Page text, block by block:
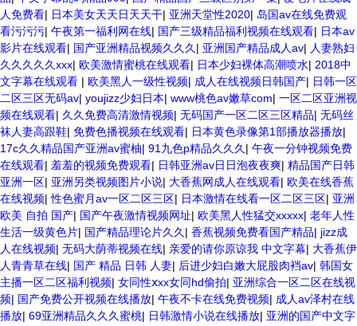
人免费看| 日本美女天天日天天干| 亚洲天堂性2020| 岛国av在线免费观
看污污污| 午夜第一福利网在线| 国产三级精品福利视频在线观看| 日本av
影片在线观看| 国产亚洲精品视频久久久 | 亚洲国产精品成人av| 人妻熟妇
久久久久久xxx| 欧美激情蜜桃在线观看| 日本少妇裸体高潮喷水| 2018中
文字幕在线观看 | 欧美黑人一级性视频| 成人在线视频日韩国产| 日韩一区
二区三区无码av| youjizz少妇日本| www桃色av嫩草com| 一区二区亚洲视
频在线观看| 久久免费高清激情视频| 无码国产一区二区三区精品| 无码丝
袜人妻高跟鞋| 免费色播视频在线观看| 日本黄色录像第1部播放器播放|
17c久久精品国产亚洲av蜜柚| 91九色p精品久久久 | 午夜一分钟视频免费
在线观看| 羞羞的视频免费观看| 日韩亚洲av日日泡夜夜爽| 精品国产日韩
亚洲一区| 亚洲另类视频图片小说| 大香蕉网成人在线观看| 欧美在线香蕉
在线视频|性色蜜月av一区二区三区| 日本激情在线看一区二区三区| 亚洲
欧美 自拍 国产| 国产午夜激情视频网址| 欧美黑人性猛交xxxxx| 老年人性
生活一级黄色片| 国产精品理论片久久 | 香蕉视频免费看国产精品| jizz成
人在线视频| 无码大荫蒂视频在线| 亲爱的请你原谅我 中文字幕| 大香蕉伊
人青青草在线| 国产 精品 日韩 人妻| 后进少妇白嫩大屁股肉裆av| 韩国女
主播一区二区福利视频| 女同性ⅹxx女同hd偷拍| 亚洲综合一区二区在线视
频| 国产免费公开视频在线播放| 午夜不卡在线免费视频| 成人av泽村在线
播放| 69亚洲精品久久久蜜桃| 日韩激情小说在线播放| 亚洲的国产中文字